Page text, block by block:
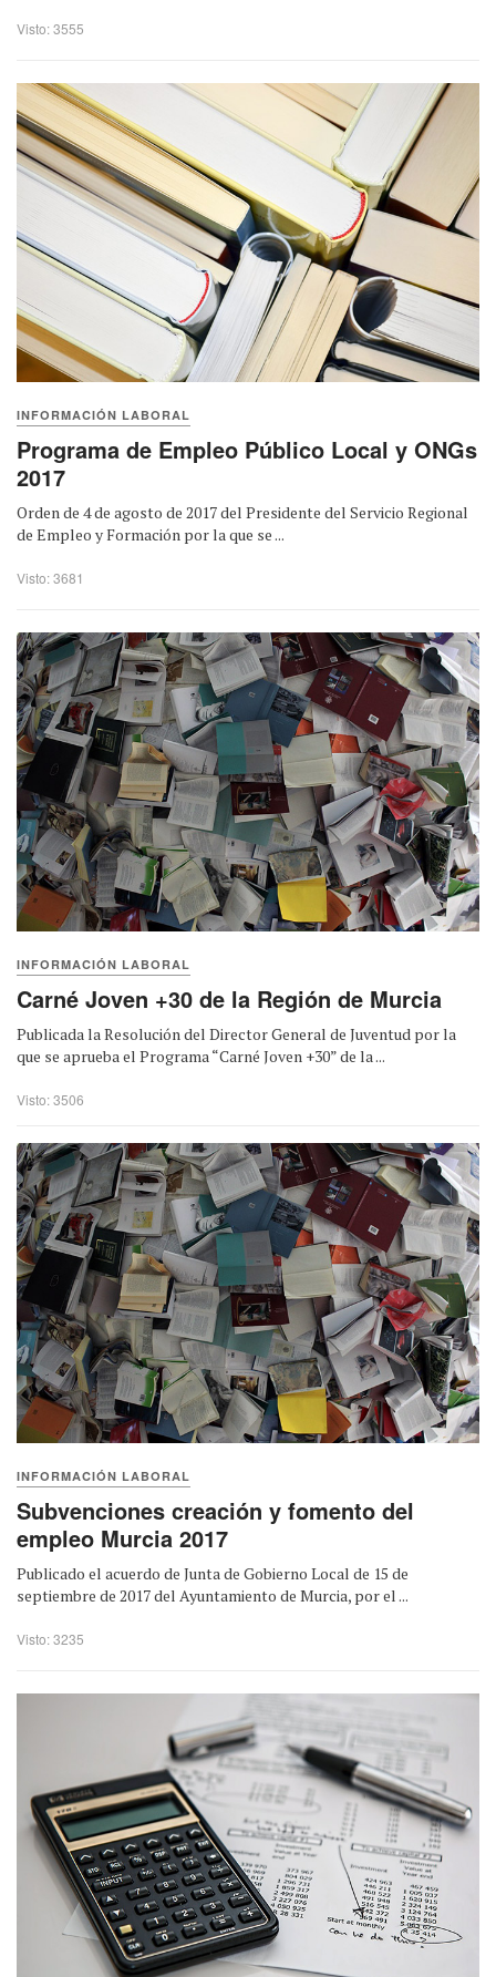
Visto: 3555
INFORMACIÓN LABORAL
Programa de Empleo Público Local y ONGs
2017
Orden de 4 de agosto de 2017 del Presidente del Servicio Regional
de Empleo y Formación por la que se ...
Visto: 3681
INFORMACIÓN LABORAL
Carné Joven +30 de la Región de Murcia
Publicada la Resolución del Director General de Juventud por la
que se aprueba el Programa “Carné Joven +30” de la ...
Visto: 3506
INFORMACIÓN LABORAL
Subvenciones creación y fomento del
empleo Murcia 2017
Publicado el acuerdo de Junta de Gobierno Local de 15 de
septiembre de 2017 del Ayuntamiento de Murcia, por el ...
Visto: 3235